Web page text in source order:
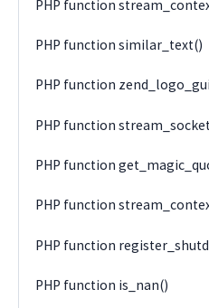
PHP function
PHP function similar_text()
PHP function
PHP function
PHP function
PHP function
PHP function
PHP function is_nan()